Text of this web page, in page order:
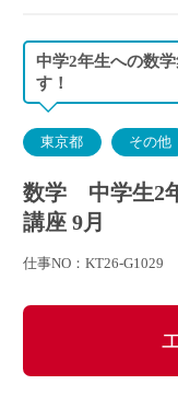
中学2年生への数
す！
東京都 その他
数学 中学生2
講座 9月
仕事NO：KT26-G1029